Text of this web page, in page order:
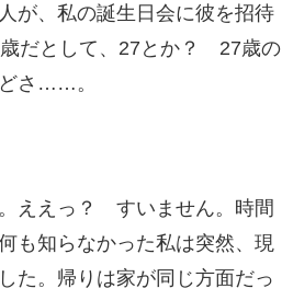
が、私の誕生日会に彼を招待
だとして、27とか？ 27歳の
さ……。
ええっ？ すいません。時間
も知らなかった私は突然、現
た。帰りは家が同じ方面だっ